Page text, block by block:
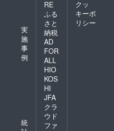
実
施
事
例
統
RE
ふる
さと
納税
AD
FOR
ALL
HIO
KOS
HI
JFA
クラ
ウド
ファ
クッ
キーポ
リシー